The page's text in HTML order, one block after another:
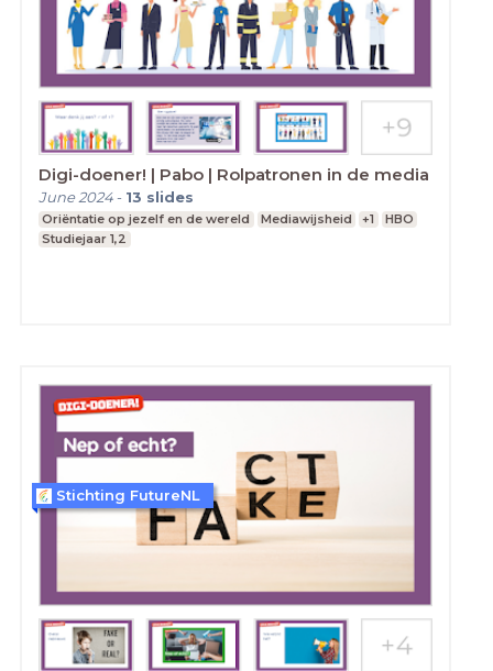
Digi-doener! | Pabo | Rolpatronen in de media
June 2024- 13 slides
Oriëntatie op jezelf en de wereld Mediawijsheid +1
HBO
Studiejaar 1,2
Stichting FutureNL